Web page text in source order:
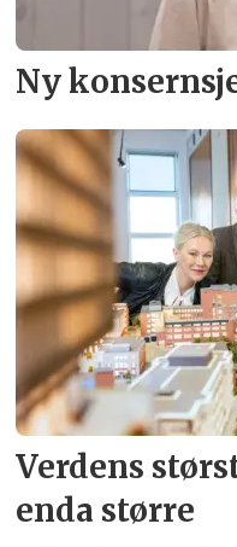
Ny
Verdens
enda større